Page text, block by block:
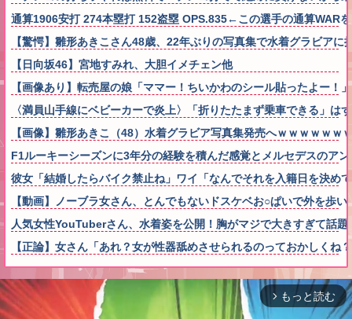
通算1906安打 274本塁打 152盗塁 OPS.835←この選手の通算WAR
【驚愕】雛形あきこさん48歳、22年ぶりの写真集で水着グラビアに
【日向坂46】宮地すみれ、大胆イメチェン他
【画像あり】転売屋の娘「ママー！ちいかわのシール貼ったよー！
〈満員山手線にベビーカーで炎上〉「折りたたまず乗車できる」
【画像】雛形あきこ（48）水着グラビア写真集発売へｗｗｗｗｗｗ
F1ルーキーシーズンに3年分の経験を積んだ感覚とメルセデスのア
彼女「結婚したらバイク禁止ね」ワイ「なんでそれを入籍日を決め
【動画】ノーブラ女さん、とんでもないドスケベお○ぱいで外を歩
人気女性YouTuberさん、水着姿を公開！胸がマジで大きすぎて話
【正論】女さん「あれ？女が性器舐めさせられるのっておかしくね
arrow_forward_ios もっと読む